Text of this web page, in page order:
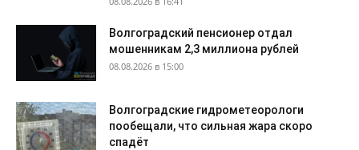
Волгоградский пенсионер отдал
мошенникам 2,3 миллиона рублей
08.08.2026 в 15:00
Волгоградские гидрометеорологи
пообещали, что сильная жара скоро
спадёт